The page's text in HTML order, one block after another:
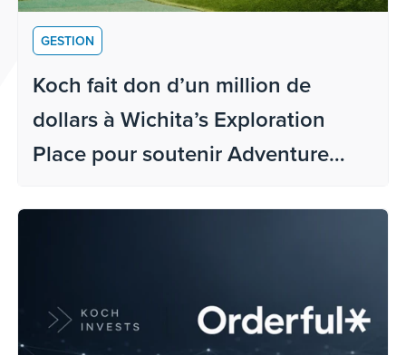
GESTION
Koch fait don d’un million de
dollars à Wichita’s Exploration
Place pour soutenir Adventure